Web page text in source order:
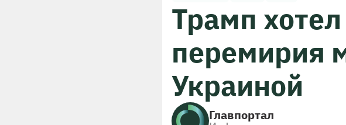
Трамп
перемирия
Украиной
Главпортал